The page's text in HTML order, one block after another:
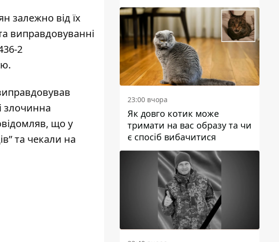
залежно від їх
виправдовуванні
2
злочинна
що у
та чекали на
23:00 вчора
Як довго котик може
тримати на вас образу та чи
є спосіб вибачитися